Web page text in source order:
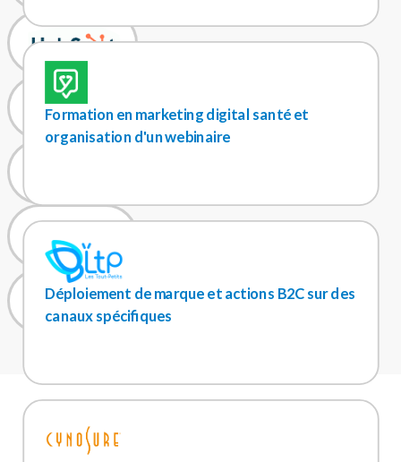
Formation en marketing digital santé et
organisation d'un webinaire
Déploiement de marque et actions B2C sur des
canaux spécifiques